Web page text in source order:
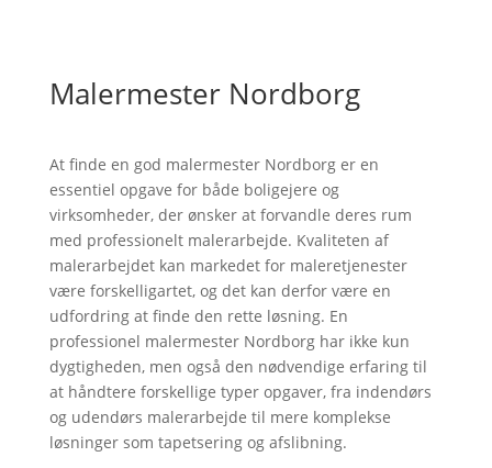
Malermester Nordborg
At finde en god malermester Nordborg er en
essentiel opgave for både boligejere og
virksomheder, der ønsker at forvandle deres rum
med professionelt malerarbejde. Kvaliteten af
malerarbejdet kan markedet for maleretjenester
være forskelligartet, og det kan derfor være en
udfordring at finde den rette løsning. En
professionel malermester Nordborg har ikke kun
dygtigheden, men også den nødvendige erfaring til
at håndtere forskellige typer opgaver, fra indendørs
og udendørs malerarbejde til mere komplekse
løsninger som tapetsering og afslibning.